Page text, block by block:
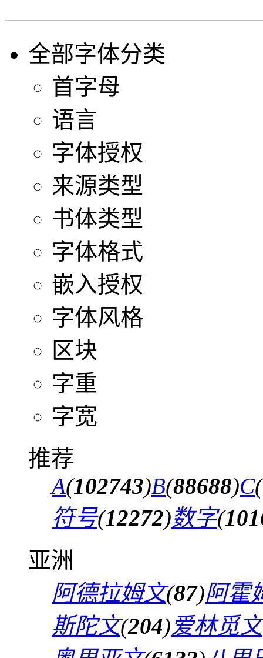
全部字体分类
首字母
语言
字体授权
来源类型
书体类型
字体格式
嵌入授权
字体风格
区块
字重
字宽
推荐
A(102743)B(88688)C(
符号(12272)数字(
亚洲
阿德拉姆文(87)阿霍
斯陀文(204)爱林觅文